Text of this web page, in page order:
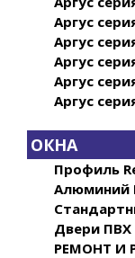
Аргус
Аргус
Аргус
Аргус
Аргус
ОКНА
Профиль
Алюминий
Двери ПВХ
РЕМОНТ И